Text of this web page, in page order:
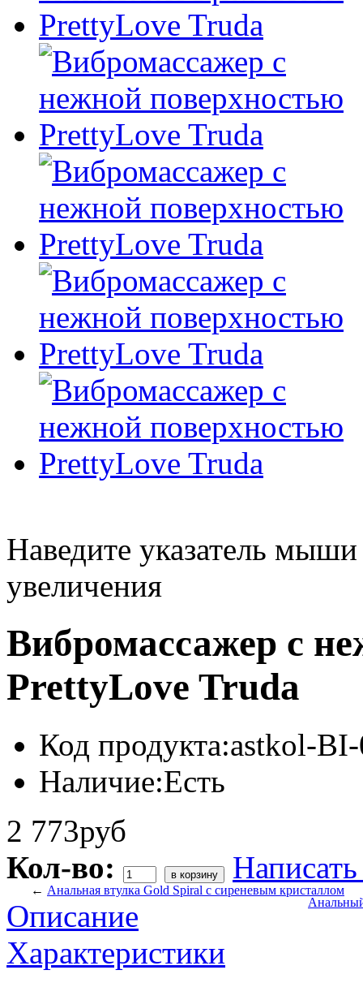
Наведите указатель
увеличения
Вибромассажер с
PrettyLove Truda
Код продукта:astkol-
Наличие:Есть
2 773руб
Кол-во:
← Анальная втулка Gold Spiral с сиреневым кристаллом
Описание
Характеристики